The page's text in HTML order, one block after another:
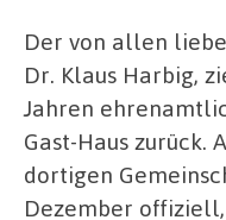
Der von allen
Dr. Klaus Harbig,
Jahren
Gast-Haus zurück.
dortigen
Dezember